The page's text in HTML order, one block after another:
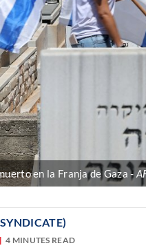
en la Franja de Gaza
4 MINUTES READ